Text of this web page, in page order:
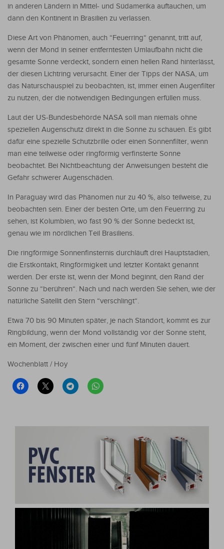
in anderen Ländern in Mittel- und Südamerika auftauchen, um
dann den Kontinent in Brasilien zu verlassen.
Diese Art von Phänomen, auch “Feuerring“ genannt, tritt auf,
wenn der Mond in seiner entferntesten Umlaufbahn nicht die
gesamte Sonne verdeckt, sondern einen hellen Rand hinterlässt,
der diesen Lichtring verursacht. Einer der Tipps der NASA, um
das Naturschauspiel zu beobachten, ist, immer einen Augenfilter
zu nutzen, der die notwendigen Bedingungen erfüllen muss.
Laut der US-Bundesbehörde NASA soll man niemals ohne
speziellen Augenschutz direkt in die Sonne zu schauen. Es gibt
dafür eine spezielle Schutzbrille oder einen Sonnenfilter, wenn
man eine teilweise oder ringförmig verfinsterte Sonne
beobachtet. Bei Nichtbeachtung der Anweisungen besteht die
Gefahr schwerer Augenschäden.
In Paraguay wird das Phänomen nur zu 40 %, also teilweise, zu
beobachten sein. Einer der besten Orte, um den Feuerring zu
sehen, ist Kolumbien, wo fast 90 % der Sonne bedeckt ist,
genau wie im nördlichen Teil Brasiliens.
Die ringförmige Sonnenfinsternis durchläuft drei Hauptstadien,
die Erstkontakt, Ringförmigkeit und letzter Kontakt genannt
werden. Der erste ist, wenn der Mond beginnt, den Rand der
Sonne zu “berühren“. Nach und nach werden Sie sehen, wie der
natürliche Satellit den Stern “verschlingt“.
Etwa 70 bis 90 Minuten später, je nach Standort, kommt es zur
Ringbildung, wenn der Mond vollständig vor der Sonne steht,
ein Moment, der zwischen einer und fünf Minuten dauert.
Wochenblatt / Hoy